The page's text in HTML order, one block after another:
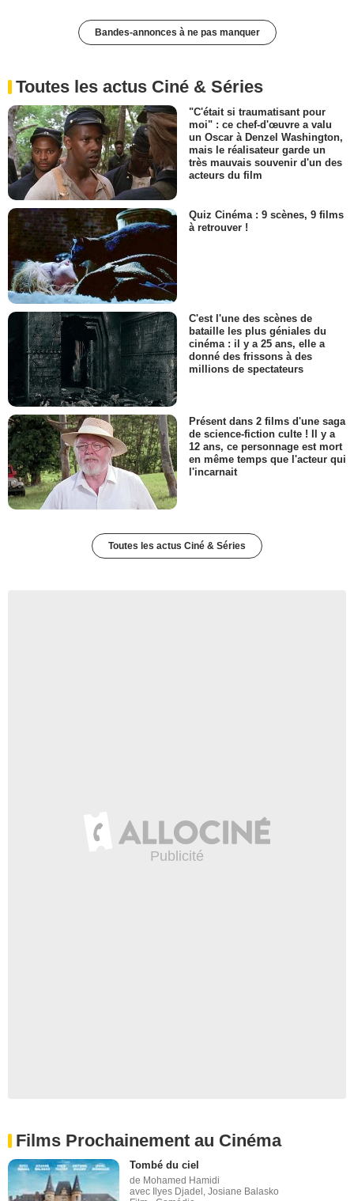
Bandes-annonces à ne pas manquer
Toutes les actus Ciné & Séries
"C'était si traumatisant pour
moi" : ce chef-d'œuvre a valu
un Oscar à Denzel Washington,
mais le réalisateur garde un
très mauvais souvenir d'un des
acteurs du film
Quiz Cinéma : 9 scènes, 9 films
à retrouver !
C'est l'une des scènes de
bataille les plus géniales du
cinéma : il y a 25 ans, elle a
donné des frissons à des
millions de spectateurs
Présent dans 2 films d'une saga
de science-fiction culte ! Il y a
12 ans, ce personnage est mort
en même temps que l'acteur qui
l'incarnait
Toutes les actus Ciné & Séries
Films Prochainement au Cinéma
Tombé du ciel
de Mohamed Hamidi
avec Ilyes Djadel, Josiane Balasko